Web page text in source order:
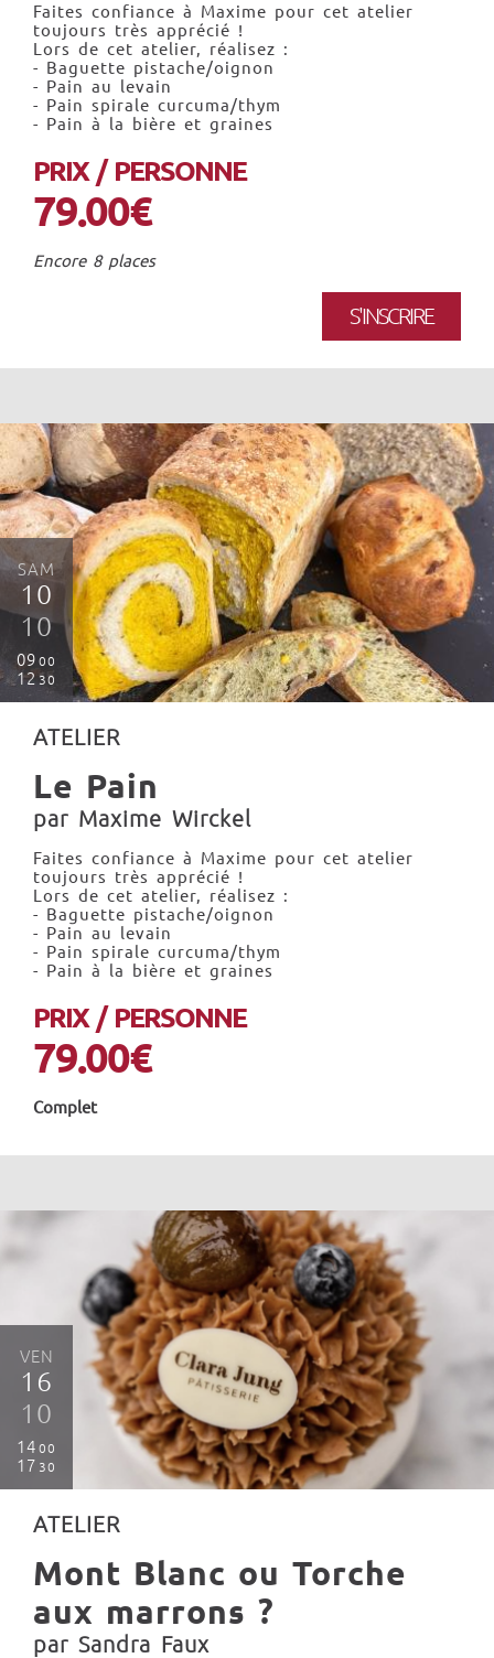
Faites confiance à Maxime pour cet atelier
toujours très apprécié !
Lors de cet atelier, réalisez :
- Baguette pistache/oignon
- Pain au levain
- Pain spirale curcuma/thym
- Pain à la bière et graines
PRIX / PERSONNE
79.00€
Encore 8 places
S'INSCRIRE
SAM
10
10
09 00
12 30
ATELIER
Le Pain
par Maxime Wirckel
Faites confiance à Maxime pour cet atelier
toujours très apprécié !
Lors de cet atelier, réalisez :
- Baguette pistache/oignon
- Pain au levain
- Pain spirale curcuma/thym
- Pain à la bière et graines
PRIX / PERSONNE
79.00€
Complet
VEN
16
10
14 00
17 30
ATELIER
Mont Blanc ou Torche
aux marrons ?
par Sandra Faux